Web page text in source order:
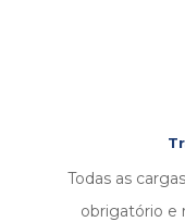
Todas as
obrigatório e